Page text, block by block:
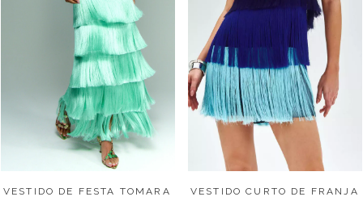
VESTIDO DE FESTA TOMARA
VESTIDO CURTO DE FRANJA